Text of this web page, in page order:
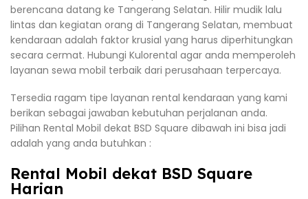
berencana datang ke Tangerang Selatan. Hilir mudik lalu
lintas dan kegiatan orang di Tangerang Selatan, membuat
kendaraan adalah faktor krusial yang harus diperhitungkan
secara cermat. Hubungi Kulorental agar anda memperoleh
layanan sewa mobil terbaik dari perusahaan terpercaya.
Tersedia ragam tipe layanan rental kendaraan yang kami
berikan sebagai jawaban kebutuhan perjalanan anda.
Pilihan Rental Mobil dekat BSD Square dibawah ini bisa jadi
adalah yang anda butuhkan :
Rental Mobil dekat BSD Square
Harian